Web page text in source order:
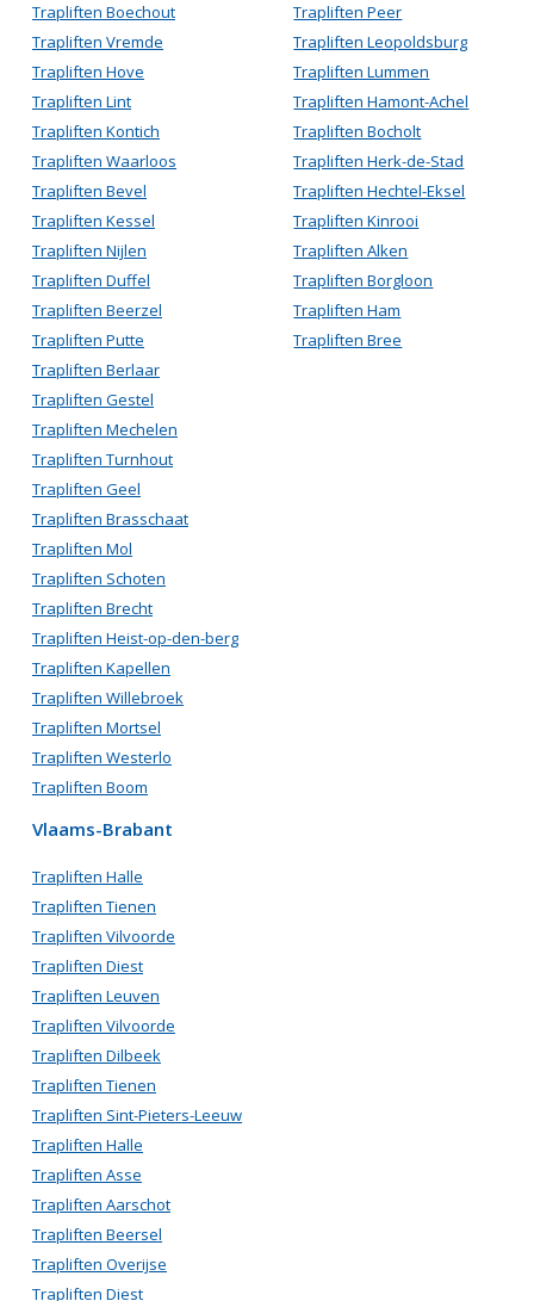
Trapliften Boechout
Trapliften Vremde
Trapliften Hove
Trapliften Lint
Trapliften Kontich
Trapliften Waarloos
Trapliften Bevel
Trapliften Kessel
Trapliften Nijlen
Trapliften Duffel
Trapliften Beerzel
Trapliften Putte
Trapliften Berlaar
Trapliften Gestel
Trapliften Mechelen
Trapliften Turnhout
Trapliften Geel
Trapliften Brasschaat
Trapliften Mol
Trapliften Schoten
Trapliften Brecht
Trapliften Heist-op-den-berg
Trapliften Kapellen
Trapliften Willebroek
Trapliften Mortsel
Trapliften Westerlo
Trapliften Boom
Trapliften Peer
Trapliften Leopoldsburg
Trapliften Lummen
Trapliften Hamont-Achel
Trapliften Bocholt
Trapliften Herk-de-Stad
Trapliften Hechtel-Eksel
Trapliften Kinrooi
Trapliften Alken
Trapliften Borgloon
Trapliften Ham
Trapliften Bree
Vlaams-Brabant
Trapliften Halle
Trapliften Tienen
Trapliften Vilvoorde
Trapliften Diest
Trapliften Leuven
Trapliften Vilvoorde
Trapliften Dilbeek
Trapliften Tienen
Trapliften Sint-Pieters-Leeuw
Trapliften Halle
Trapliften Asse
Trapliften Aarschot
Trapliften Beersel
Trapliften Overijse
Trapliften Diest